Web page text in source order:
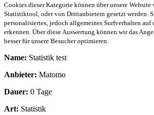
Cookies dieser Kategorie können über unsere Website
Statistiktool, oder von Drittanbietern gesetzt werden.
personalisiertes, jedoch allgemeines Surfverhalten auf
erkennen. Über diese Auswertung können wir das
besser für unsere Besucher optimieren.
Name: Statistik test
Anbieter: Matomo
Dauer: 0 Tage
Art: Statistik